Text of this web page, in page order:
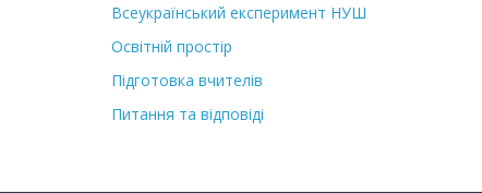
Всеукраїнський експеримент НУШ
Освітній простір
Підготовка вчителів
Питання та відповіді